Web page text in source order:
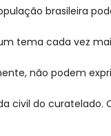
brasileira
tema cada vez
não podem
civil do